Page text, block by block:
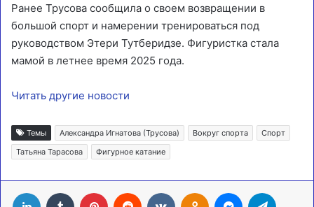
Ранее Трусова сообщила о своем возвращении в
большой спорт и намерении тренироваться под
руководством Этери Тутберидзе. Фигуристка стала
мамой в летнее время 2025 года.
Читать другие новости
Темы Александра Игнатова (Трусова) Вокруг спорта
Спорт
Татьяна Тарасова
Фигурное катание
LinkedIn Tumblr Pinterest Reddit ВконтактеОдноклассники
Messenger